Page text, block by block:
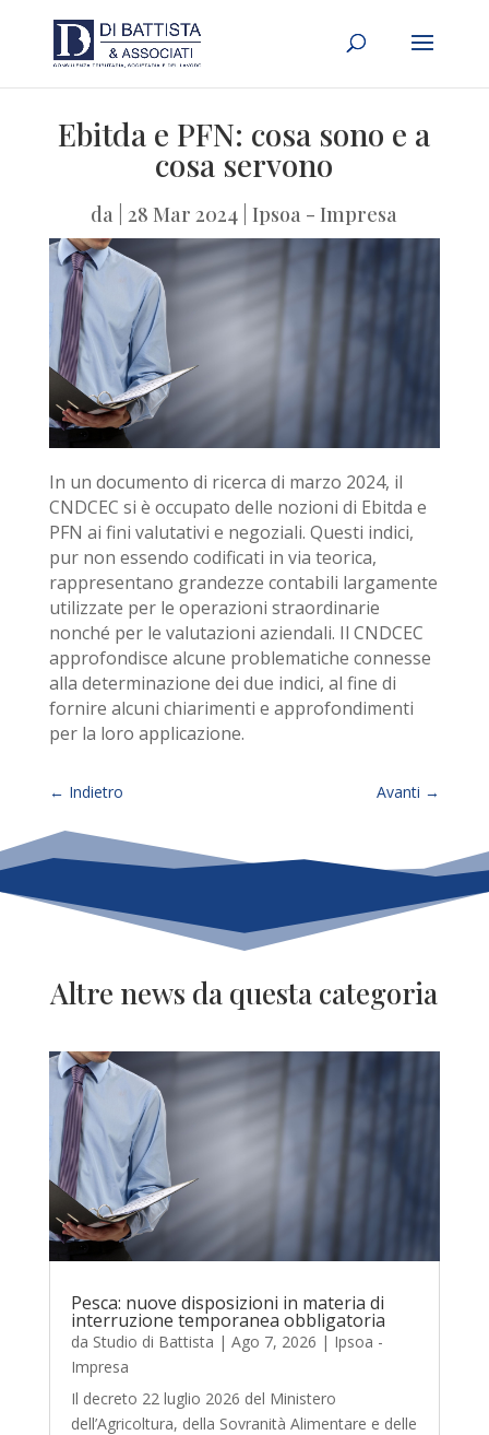
Ebitda e PFN: cosa sono e a
cosa servono
da |28 Mar 2024 |Ipsoa - Impresa
In un documento di ricerca di marzo 2024, il
CNDCEC si è occupato delle nozioni di Ebitda e
PFN ai fini valutativi e negoziali. Questi indici,
pur non essendo codificati in via teorica,
rappresentano grandezze contabili largamente
utilizzate per le operazioni straordinarie
nonché per le valutazioni aziendali. Il CNDCEC
approfondisce alcune problematiche connesse
alla determinazione dei due indici, al fine di
fornire alcuni chiarimenti e approfondimenti
per la loro applicazione.
← Indietro Avanti →
Altre news da questa categoria
Pesca: nuove disposizioni in materia di
interruzione temporanea obbligatoria
da Studio di Battista | Ago 7, 2026 | Ipsoa -
Impresa
Il decreto 22 luglio 2026 del Ministero
dell’Agricoltura, della Sovranità Alimentare e delle